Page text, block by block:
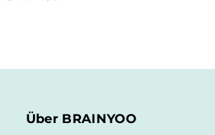
Über BRAINYOO